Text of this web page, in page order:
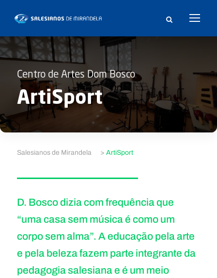
Centro de Artes Dom Bosco
ArtiSport
Salesianos de Mirandela >ArtiSport
D. Bosco dizia com frequência que
“uma casa sem música é como um
corpo sem alma”. A educação pela arte
e pela beleza fazem parte integrante da
pedagogia salesiana e é um meio